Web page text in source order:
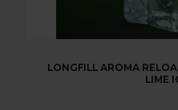
LONGFILL AROMA
LIME